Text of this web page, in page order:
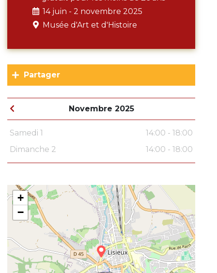
Partager
Novembre 2025
Samedi 1
14:00 - 18:00
Dimanche 2
14:00 - 18:00
+
−
14 juin - 2 novembre 2025
Musée d'Art et d'Histoire